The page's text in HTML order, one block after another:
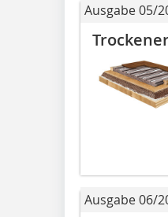
Ausgabe 05/
Ausgabe 06/